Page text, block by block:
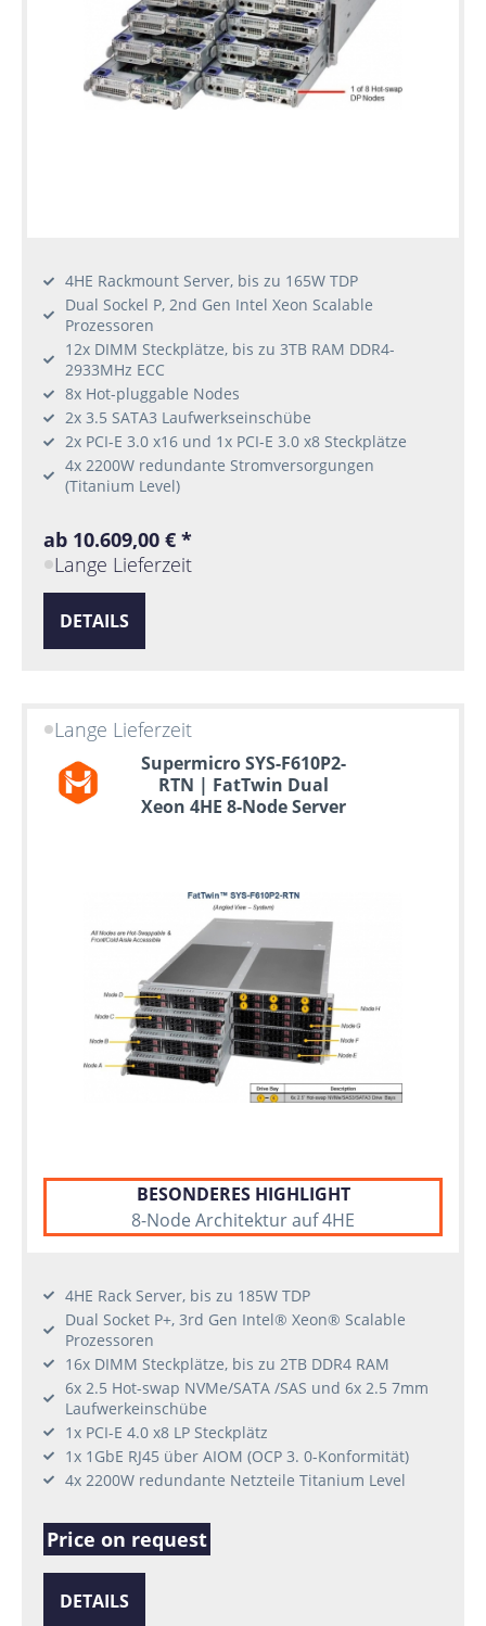
4HE Rackmount Server, bis zu 165W TDP
Dual Sockel P, 2nd Gen Intel Xeon Scalable
Prozessoren
12x DIMM Steckplätze, bis zu 3TB RAM DDR4-
2933MHz ECC
8x Hot-pluggable Nodes
2x 3.5 SATA3 Laufwerkseinschübe
2x PCI-E 3.0 x16 und 1x PCI-E 3.0 x8 Steckplätze
4x 2200W redundante Stromversorgungen
(Titanium Level)
ab 10.609,00 € *
Lange Lieferzeit
DETAILS
Lange Lieferzeit
Supermicro SYS-F610P2-
RTN | FatTwin Dual
Xeon 4HE 8-Node Server
BESONDERES HIGHLIGHT
8-Node Architektur auf 4HE
4HE Rack Server, bis zu 185W TDP
Dual Socket P+, 3rd Gen Intel® Xeon® Scalable
Prozessoren
16x DIMM Steckplätze, bis zu 2TB DDR4 RAM
6x 2.5 Hot-swap NVMe/SATA /SAS und 6x 2.5 7mm
Laufwerkeinschübe
1x PCI-E 4.0 x8 LP Steckplätz
1x 1GbE RJ45 über AIOM (OCP 3. 0-Konformität)
4x 2200W redundante Netzteile Titanium Level
Price on request
DETAILS